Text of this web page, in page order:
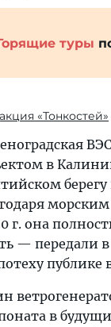
туры
«Тонкостей»
в
г. она
— передали в
публике
в